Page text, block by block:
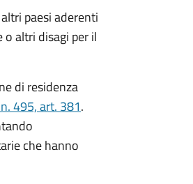
paesi aderenti
altri disagi per il
di residenza
495, art. 381.
che hanno